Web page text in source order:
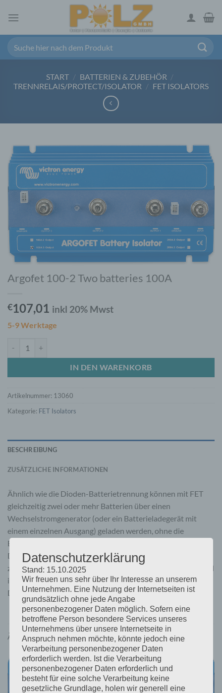
Inhalt
START / BATTERIEN & ZUBEHÖR /
TRENNRELAIS/PROTECT/ISOLATOR / FET ISOLATORS
Argofet 100-2 Two batteries 100A
€107,01 inkl 20% Mwst
5-9 Werktage
IN DEN WARENKORB
Artikelnummer: 13060
Kategorie: FET Isolators
BESCHREIBUNG
ZUSÄTZLICHE INFORMATIONEN
Ähnlich wie die Dioden-Batterietrennung können mit FET
gleichzeitig zwei oder mehr Batterien über einen
Wechselstromgenerator (oder ein Batterieladegerät mit
einem einzelnen Ausgang) geladen werden, ohne die
Batterien untereinander zu verbinden. Im Gegensatz zu der
Dioden-Batterie-Trennung, kommt es bei der FET-Trennung
zu so gut wie keinem Spannungsverlust. Der Spannungsabfall
ist geringer als 0,02 Volt bei Niedrigstrom und im
Durchschnitt 0,1 Volt bei höheren Stromstärken.
ÄHNLICHE PRODUKTE
Datenschutzerklärung
Stand: 15.10.2025
Wir freuen uns sehr über Ihr Interesse an unserem
Unternehmen. Eine Nutzung der Internetseiten ist
grundsätzlich ohne jede Angabe
personenbezogener Daten möglich. Sofern eine
betroffene Person besondere Services unseres
Unternehmens über unsere Internetseite in
Anspruch nehmen möchte, könnte jedoch eine
Verarbeitung personenbezogener Daten
erforderlich werden. Ist die Verarbeitung
personenbezogener Daten erforderlich und
besteht für eine solche Verarbeitung keine
gesetzliche Grundlage, holen wir generell eine